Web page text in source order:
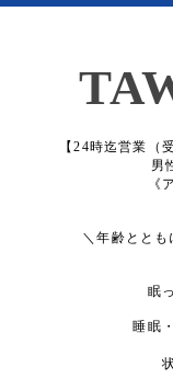
【24時迄営業（
男
《
＼年齢とと
眠
睡眠